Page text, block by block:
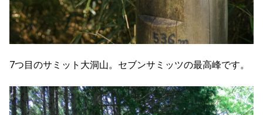
7つ目のサミット大洞山。セブンサミッツの最高峰です。